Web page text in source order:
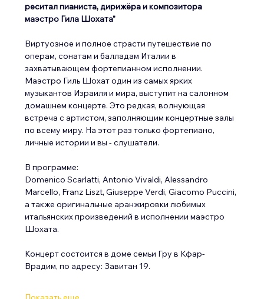
реситал пианиста, дирижёра и композитора
маэстро Гила Шохата"
Виртуозное и полное страсти путешествие по
операм, сонатам и балладам Италии в
захватывающем фортепианном исполнении.
Маэстро Гиль Шохат один из самых ярких
музыкантов Израиля и мира, выступит на салонном
домашнем концерте. Это редкая, волнующая
встреча с артистом, заполняющим концертные залы
по всему миру. На этот раз только фортепиано,
личные истории и вы - слушатели.
В программе:
Domenico Scarlatti, Antonio Vivaldi, Alessandro
Marcello, Franz Liszt, Giuseppe Verdi, Giacomo Puccini,
а также оригинальные аранжировки любимых
итальянских произведений в исполнении маэстро
Шохата.
Концерт состоится в доме семьи Гру в Кфар-
Врадим, по адресу: Завитан 19.